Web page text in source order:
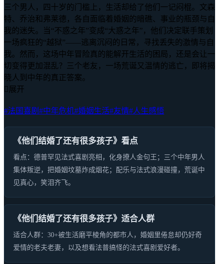
三个男人，四十岁的门槛上，生活却给了他们一记闷棍。文森
特、乔治和弗莱德，各自面临着婚姻的暗礁、事业的瓶颈与自
我的迷失。当“不惑之年”变成“大惑之年”，他们决定联手策划
一场疯狂的“越狱”——逃离沉闷的日常，寻找丢失的激情与自
我。然而，这场中年冒险真的能解开生活的困局，还是会让一
切变得更加混乱？三个老友，一场荒诞又温情的逃亡，即将揭
晓人到中年的真正答案。
 展开
#法国喜剧 #中年危机#婚姻生活#友情#人生感悟
《他们结婚了还有很多孩子》看点
看点：德普罕见法式喜剧亮相，化身撩人金句王；三个中年男人
集体叛逆，把婚姻坟墓炸成烟花；配乐与法式浪漫碰撞，荒诞中
见真心，笑泪齐飞。
《他们结婚了还有很多孩子》适合人群
适合人群：30+被生活磨平棱角的都市人，婚姻里倦怠却仍好奇
爱情的老夫老妻，以及想看法普搞怪的法式喜剧爱好者。